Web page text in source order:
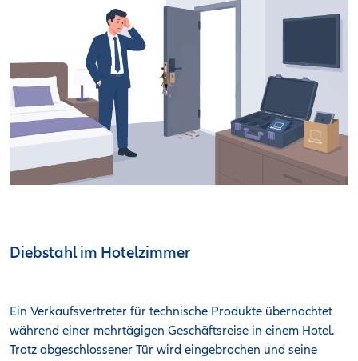
Diebstahl im Hotelzimmer
Ein Verkaufsvertreter für technische Produkte übernachtet
während einer mehrtägigen Geschäftsreise in einem Hotel.
Trotz abgeschlossener Tür wird eingebrochen und seine